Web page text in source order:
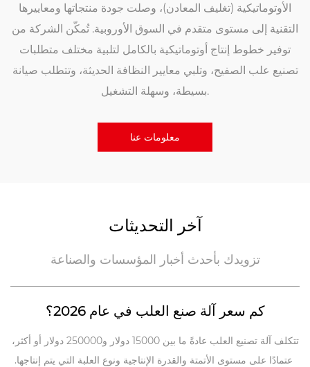
الأوتوماتيكية (تغليف المعادن)، وصلت جودة منتجاتها ومعاييرها
التقنية إلى مستوى متقدم في السوق الأوروبية. تُمكّن الشركة من
توفير خطوط إنتاج أوتوماتيكية بالكامل لتلبية مختلف متطلبات
تصنيع علب الصفيح، وتلبي معايير النظافة الحديثة، وتتطلب صيانة
بسيطة، وسهلة التشغيل.
معلومات عنا
آخر التحديثات
تزويدك بأحدث أخبار المؤسسات والصناعة
كم سعر آلة صنع العلب في عام 2026؟
تتكلف آلة تصنيع العلب عادةً ما بين 15000 دولار و250000 دولار أو أكثر،
اعتمادًا على مستوى الأتمتة والقدرة الإنتاجية ونوع العلبة التي يتم إنتاجها.